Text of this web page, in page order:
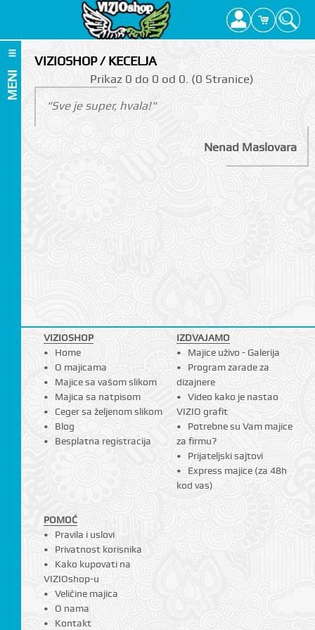
MENI
VIZIOSHOP / KECELJA
Prikаz 0 do 0 оd 0. (0 Strаnicе)
"Sve je super, hvala!"
Nenad Maslovara
VIZIOSHOP
Home
O majicama
Majice sa vašom slikom
Majica sa natpisom
Ceger sa željenom slikom
Blog
Besplatna registracija
IZDVAJAMO
Majice uživo - Galerija
Program zarade za
dizajnere
Video kako je nastao
VIZIO grafit
Potrebne su Vam majice
za firmu?
Prijateljski sajtovi
Express majice (za 48h
kod vas)
POMOĆ
Pravila i uslovi
Privatnost korisnika
Kako kupovati na
VIZIOshop-u
Veličine majica
O nama
Kontakt